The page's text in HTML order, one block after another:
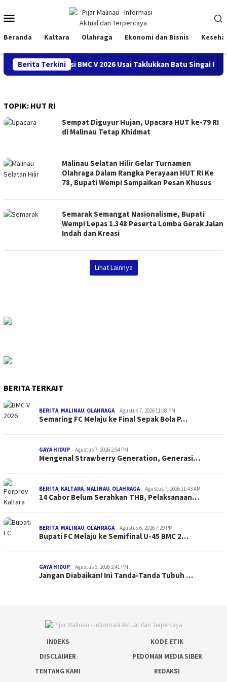
ke
Mobile
Beranda Kaltara Olahraga Ekonomi dan Bisnis
Berita Terkini
Bola Prestasi BMC V 2026 Usai Taklukkan Batu Singai FC 2-1
TOPIK: HUT RI
Sempat Diguyur Hujan, Upacara HUT ke-79 RI
di Malinau Tetap Khidmat
Malinau Selatan Hilir Gelar Turnamen
Olahraga Dalam Rangka Perayaan HUT RI Ke
78, Bupati Wempi Sampaikan Pesan Khusus
Semarak Semangat Nasionalisme, Bupati
Wempi Lepas 1.348 Peserta Lomba Gerak Jalan
Indah dan Kreasi
Lihat Lainnya
BERITA TERKAIT
BERITA MALINAU OLAHRAGA Agustus 7, 2026 11:38 PM
Semaring FC Melaju ke Final Sepak Bola P…
GAYA HIDUP Agustus 7, 2026 2:54 PM
Mengenal Strawberry Generation, Generasi…
BERITA KALTARA MALINAU OLAHRAGA Agustus 7, 2026 11:43 AM
14 Cabor Belum Serahkan THB, Pelaksanaan…
BERITA MALINAU OLAHRAGA Agustus 6, 2026 7:29 PM
Bupati FC Melaju ke Semifinal U-45 BMC 2…
GAYA HIDUP Agustus 6, 2026 2:41 PM
Jangan Diabaikan! Ini Tanda-Tanda Tubuh …
INDEKS
KODE ETIK
DISCLAIMER
PEDOMAN MEDIA SIBER
TENTANG KAMI
REDAKSI